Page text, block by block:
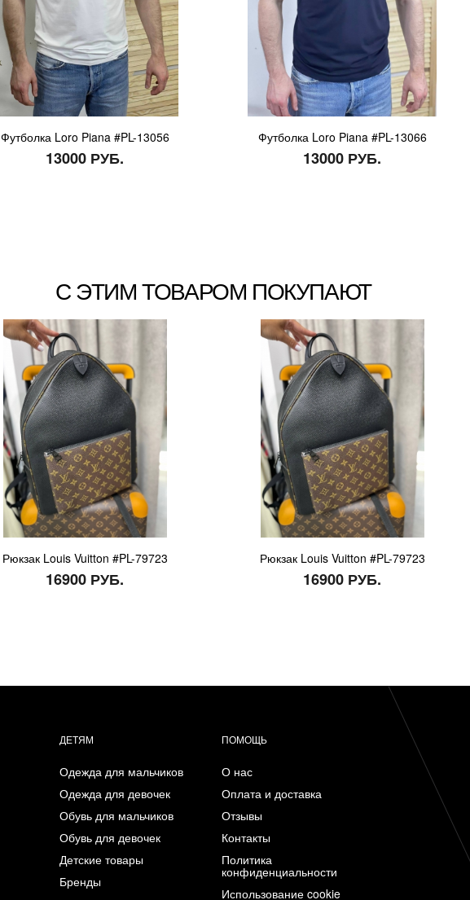
Футболка Loro Piana #PL-13056
13000 РУБ.
Футболка Loro Piana #PL-13066
13000 РУБ.
С ЭТИМ ТОВАРОМ ПОКУПАЮТ
Рюкзак Louis Vuitton #PL-79723
16900 РУБ.
Рюкзак Louis Vuitton #PL-79723
16900 РУБ.
ДЕТЯМ
Одежда для мальчиков
Одежда для девочек
Обувь для мальчиков
Обувь для девочек
Детские товары
Бренды
ПОМОЩЬ
О нас
Оплата и доставка
Отзывы
Контакты
Политика
конфиденциальности
Использование cookie